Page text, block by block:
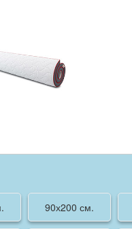
90х200 см.